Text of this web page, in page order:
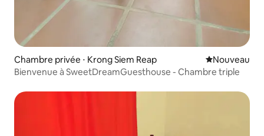
Chambre privée ⋅ Krong Siem Reap Nouvel
Nouveau
Bienvenue à SweetDreamGuesthouse - Chambre triple